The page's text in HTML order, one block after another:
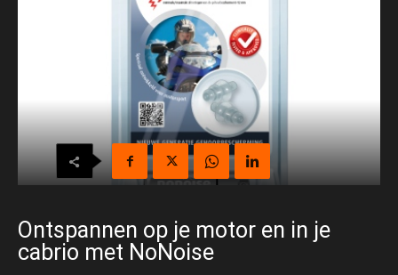
Ontspannen op je motor en in je
cabrio met NoNoise